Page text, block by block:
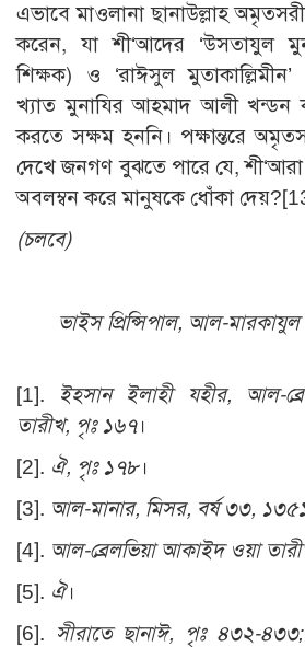
এভাবে মাওলানা ছানাউল্লাহ
করেন, যা শী‘আদের ‘উসতাযুল
শিক্ষক) ও ‘রাঈসুল মুতাকাল্লিমীন’
খ্যাত মুনাযির আহমাদ আলী খন্ডন
করতে সক্ষম হননি। পক্ষান্তরে
দেখে জনগণ বুঝতে পারে যে, শী‘আরা
অবলম্বন করে মানুষকে ধোঁকা দেয়?
(চলবে)
ভাইস প্রিন্সিপাল, আল-
[1]. ইহসান ইলাহী যহীর, আল-
তারীখ, পৃঃ ১৬৭।
[2]. ঐ, পৃঃ ১৭৮।
[3]. আল-মানার, মিসর, বর্ষ ৩৩,
[4]. আল-ব্রেলভিয়া আকাইদ ওয়া
[5]. ঐ।
[6]. সীরাতে ছানাঈ, পৃঃ ৪৩২-